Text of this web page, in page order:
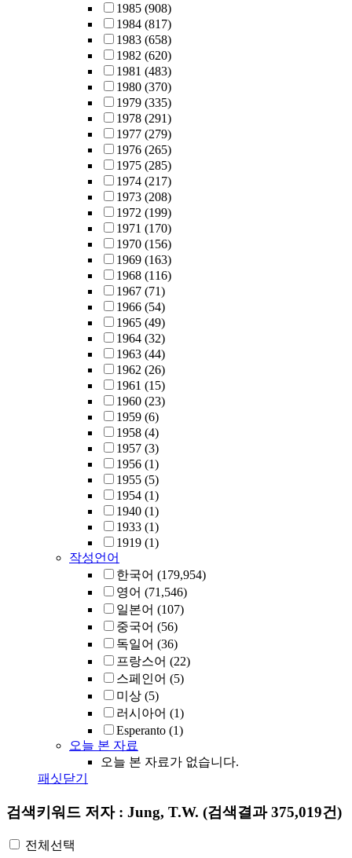
1985 (908)
1984 (817)
1983 (658)
1982 (620)
1981 (483)
1980 (370)
1979 (335)
1978 (291)
1977 (279)
1976 (265)
1975 (285)
1974 (217)
1973 (208)
1972 (199)
1971 (170)
1970 (156)
1969 (163)
1968 (116)
1967 (71)
1966 (54)
1965 (49)
1964 (32)
1963 (44)
1962 (26)
1961 (15)
1960 (23)
1959 (6)
1958 (4)
1957 (3)
1956 (1)
1955 (5)
1954 (1)
1940 (1)
1933 (1)
1919 (1)
작성언어
한국어 (179,954)
영어 (71,546)
일본어 (107)
중국어 (56)
독일어 (36)
프랑스어 (22)
스페인어 (5)
미상 (5)
러시아어 (1)
Esperanto (1)
오늘 본 자료
오늘 본 자료가 없습니다.
패싯닫기
검색키워드 저자 : Jung, T.W. (검색결과 375,019건)
전체선택